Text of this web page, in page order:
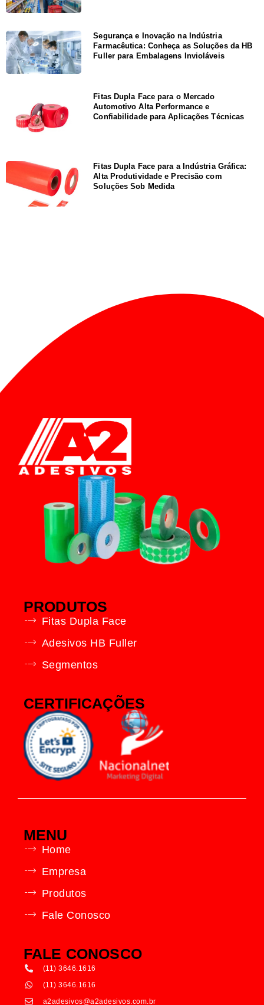
Segurança e Inovação na Indústria
Farmacêutica: Conheça as Soluções da HB
Fuller para Embalagens Invioláveis
Fitas Dupla Face para o Mercado
Automotivo Alta Performance e
Confiabilidade para Aplicações Técnicas
Fitas Dupla Face para a Indústria Gráfica:
Alta Produtividade e Precisão com
Soluções Sob Medida
PRODUTOS
Fitas Dupla Face
Adesivos HB Fuller
Segmentos
CERTIFICAÇÕES
MENU
Home
Empresa
Produtos
Fale Conosco
FALE CONOSCO
(11) 3646.1616
(11) 3646.1616
a2adesivos@a2adesivos.com.br